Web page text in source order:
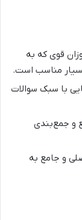
قوی که به
مناسب است.
با سبک سوالات
و جمع‌بندی
و جامع به